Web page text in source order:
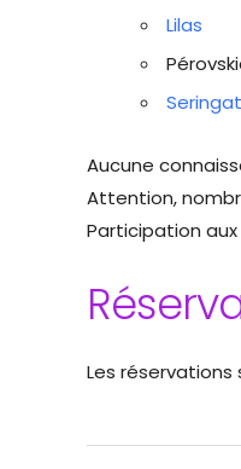
Lilas
Seringat
Aucune
Attention,
Participation aux
Les